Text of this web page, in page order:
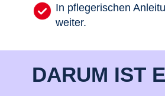
In pflegerischen
weiter.
DARUM IST